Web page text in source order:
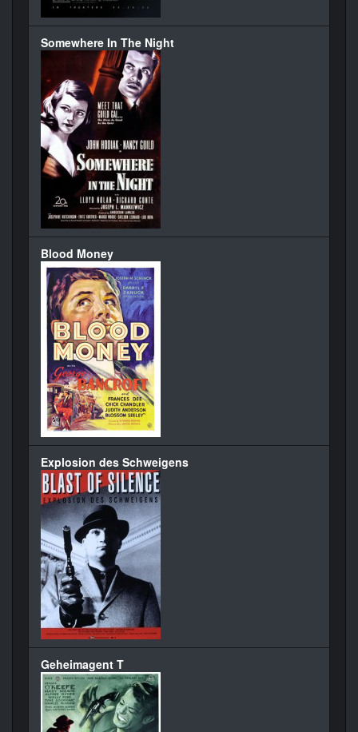
Somewhere In The Night
Blood Money
Explosion des Schweigens
Geheimagent T